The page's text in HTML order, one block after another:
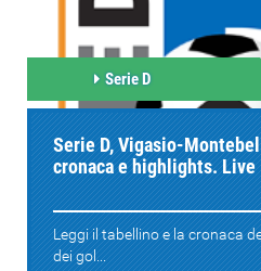
Serie D
Serie D, Vigasio-
cronaca e highlights. Live
Leggi il tabellino e la cronaca
dei gol...